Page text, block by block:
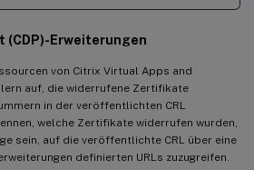
(CDP)-Erweiterungen
von Citrix Virtual Apps and
auf, die widerrufene Zertifikate
in der veröffentlichten CRL
welche Zertifikate widerrufen wurden,
sein, auf die veröffentlichte CRL über eine
definierten URLs zuzugreifen.